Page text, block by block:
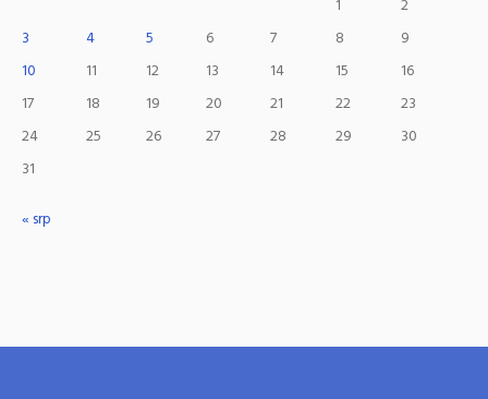
1
2
3
4 5 6 7 8
9
10
11 12 13 14 15
16
17
18 19 20 21 22
23
24
25 26 27 28 29
30
31
« srp